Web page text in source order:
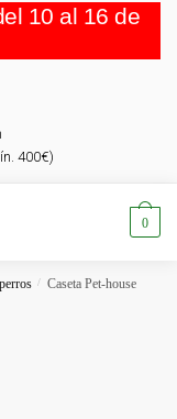
10 al 16 de
400€)
0
/ Caseta Pet-house